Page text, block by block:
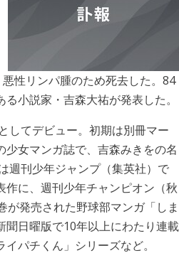
性リンパ腫のため死去した。84
小説家・吉森大祐が発表した。
してデビュー。初期は別冊マー
少女マンガ誌で、吉森みきをの名
週刊少年ジャンプ（集英社）で
作に、週刊少年チャンピオン（秋
が発売された野球部マンガ「しま
聞日曜版で10年以上にわたり連載
パチくん」シリーズなど。